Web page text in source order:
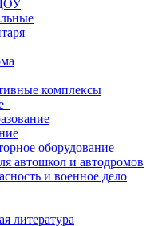
комплексы
оборудование
автошкол и автодромов
и военное дело
литература